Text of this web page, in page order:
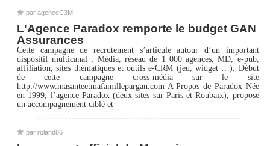
par agenceC3M
L'Agence Paradox remporte le budget GAN
Assurances
Cette campagne de recrutement s’articule autour d’un important
dispositif multicanal : Média, réseau de 1 000 agences, MD, e-pub,
affiliation, sites thématiques et outils e-CRM (jeu, widget …). Début
de cette campagne cross-média sur le site
http://www.masanteetmafamillepargan.com A Propos de Paradox Née
en 1999, l’agence Paradox (deux sites sur Paris et Roubaix), propose
un accompagnement ciblé et
par roland86